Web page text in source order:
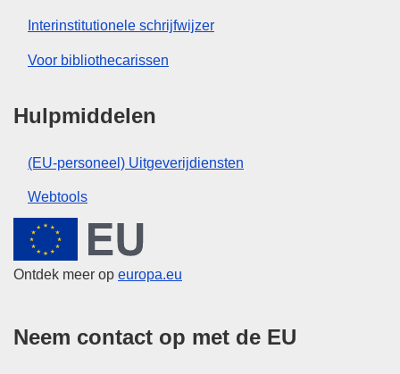
Interinstitutionele schrijfwijzer
Voor bibliothecarissen
Hulpmiddelen
(EU-personeel) Uitgeverijdiensten
Webtools
Europese Unie
Ontdek meer op europa.eu
Neem contact op met de EU